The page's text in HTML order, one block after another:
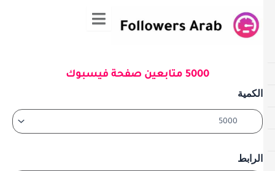
5000 متابعين صفحة فيسبوك
الكمية
الرابط
السعر
السعر
كمية
صفحة